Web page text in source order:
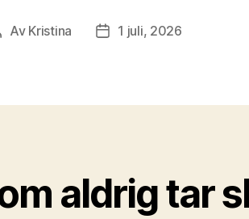
Av Kristina Inläggsdatum
1 juli, 2026
aldrig tar